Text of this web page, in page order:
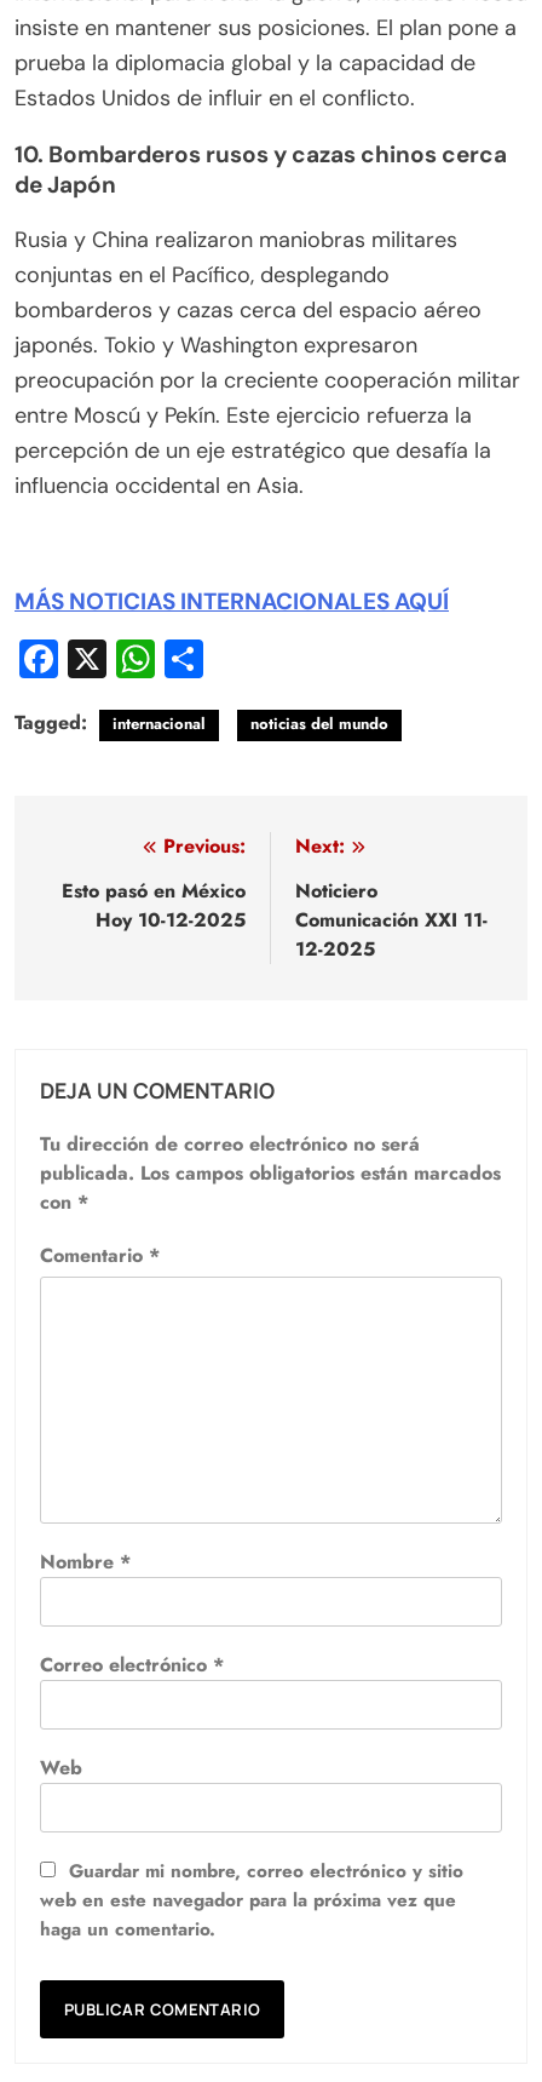
insiste en mantener sus posiciones. El plan pone a
prueba la diplomacia global y la capacidad de
Estados Unidos de influir en el conflicto.
10. Bombarderos rusos y cazas chinos cerca
de Japón
Rusia y China realizaron maniobras militares
conjuntas en el Pacífico, desplegando
bombarderos y cazas cerca del espacio aéreo
japonés. Tokio y Washington expresaron
preocupación por la creciente cooperación militar
entre Moscú y Pekín. Este ejercicio refuerza la
percepción de un eje estratégico que desafía la
influencia occidental en Asia.
MÁS NOTICIAS INTERNACIONALES AQUÍ
Facebook
X WhatsApp
Tagged: internacional noticias del mundo
Navegación
de
entradas
Previous:
Esto pasó en México
Hoy 10-12-2025
Next:
Noticiero
Comunicación XXI 11-
12-2025
DEJA UN COMENTARIO
Tu dirección de correo electrónico no será
publicada. Los campos obligatorios están marcados
con *
Comentario *
Nombre *
Correo electrónico *
Web
Guardar mi nombre, correo electrónico y sitio
web en este navegador para la próxima vez que
haga un comentario.